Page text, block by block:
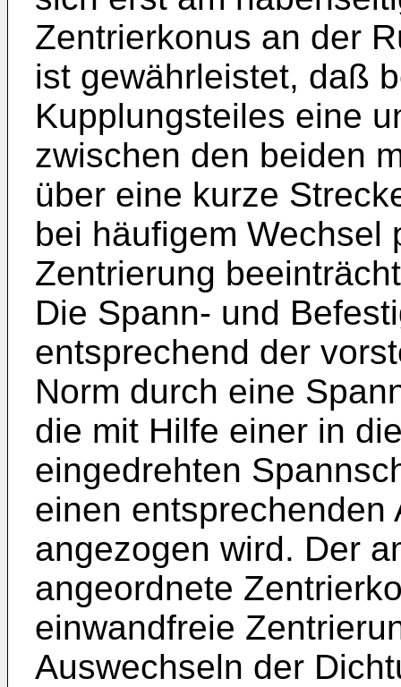
Zentrierkonus an der
ist gewährleistet, daß
Kupplungsteiles eine
zwischen den beiden
über eine kurze
bei häufigem Wechsel
Zentrierung
Die Spann- und
entsprechend der
Norm durch eine
die mit Hilfe einer in
eingedrehten
einen entsprechenden
angezogen wird. Der
angeordnete
einwandfreie
Auswechseln der